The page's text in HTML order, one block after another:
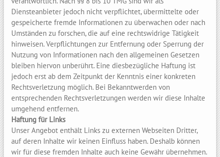
Diensteanbieter jedoch nicht verpflichtet, übermittelte oder
gespeicherte fremde Informationen zu überwachen oder nach
Umständen zu forschen, die auf eine rechtswidrige Tätigkeit
hinweisen. Verpflichtungen zur Entfernung oder Sperrung der
Nutzung von Informationen nach den allgemeinen Gesetzen
bleiben hiervon unberührt. Eine diesbezügliche Haftung ist
jedoch erst ab dem Zeitpunkt der Kenntnis einer konkreten
Rechtsverletzung möglich. Bei Bekanntwerden von
entsprechenden Rechtsverletzungen werden wir diese Inhalte
umgehend entfernen.
Haftung für Links
Unser Angebot enthält Links zu externen Webseiten Dritter,
auf deren Inhalte wir keinen Einfluss haben. Deshalb können
wir für diese fremden Inhalte auch keine Gewähr übernehmen.